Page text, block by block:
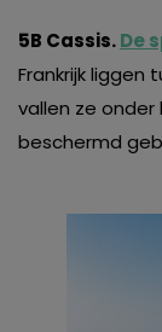
5B Cassis.De
Frankrijk liggen
vallen ze onder
beschermd